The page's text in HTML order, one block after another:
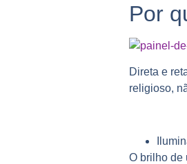
Por
Direta e
religioso,
O brilho de